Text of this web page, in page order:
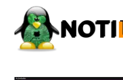
Saltar
contenido